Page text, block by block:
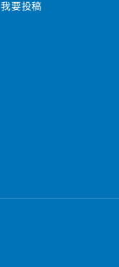
我要投稿